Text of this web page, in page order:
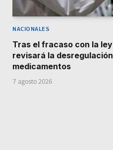
NACIONALES
Tras el fracaso con la
revisará la
medicamentos
7 agosto 2026